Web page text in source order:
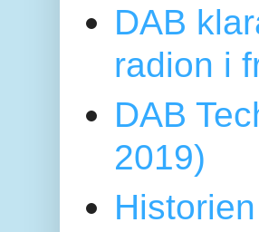
DAB
radion i
DAB
2019)